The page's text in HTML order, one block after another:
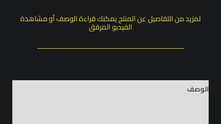
لمزيد من التفاصيل عن المنتج يمكنك قراءة الوصف أو مشاهدة
الفيديو المرفق
الوصف